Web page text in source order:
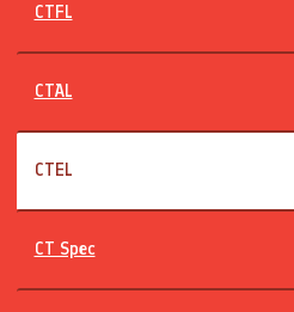
CTFL
CTAL
CTEL
CT Spec